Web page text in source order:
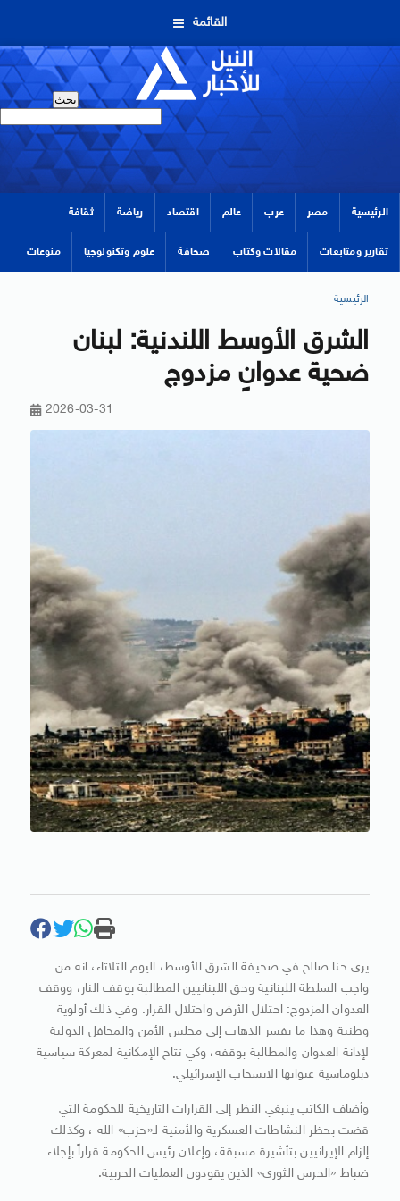
القائمة
الرئيسية مصر عرب عالم اقتصاد رياضة ثقافة
تقارير ومتابعات مقالات وكتاب صحافة علوم وتكنولوجيا منوعات
الرئيسية
الشرق الأوسط اللندنية: لبنان
ضحية عدوانٍ مزدوج
2026-03-31
يرى حنا صالح في صحيفة الشرق الأوسط، اليوم الثلاثاء، انه من
واجب السلطة اللبنانية وحق اللبنانيين المطالبة بوقف النار، ووقف
العدوان المزدوج: احتلال الأرض واحتلال القرار. وفي ذلك أولوية
وطنية وهذا ما يفسر الذهاب إلى مجلس الأمن والمحافل الدولية
لإدانة العدوان والمطالبة بوقفه، وكي تتاح الإمكانية لمعركة سياسية
دبلوماسية عنوانها الانسحاب الإسرائيلي.
وأضاف الكاتب ينبغي النظر إلى القرارات التاريخية للحكومة التي
قضت بحظر النشاطات العسكرية والأمنية لـ«حزب» الله ، وكذلك
إلزام الإيرانيين بتأشيرة مسبقة، وإعلان رئيس الحكومة قراراً بإجلاء
ضباط «الحرس الثوري» الذين يقودون العمليات الحربية.